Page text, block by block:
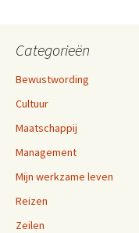
Categorieën
Bewustwording
Cultuur
Maatschappij
Management
Mijn werkzame leven
Reizen
Zeilen